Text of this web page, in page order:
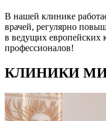
В нашей клинике
врачей, регулярно
в ведущих европейских
профессионалов!
КЛИНИКИ